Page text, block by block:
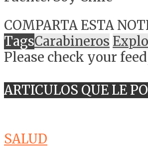
COMPARTA ESTA
TagsCarabineros
Please check your
ARTICULOS QUE LE
SALUD